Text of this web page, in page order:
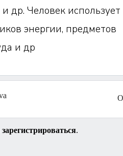
др. Человек использует
энергии, предметов
и др
зарегистрироваться.